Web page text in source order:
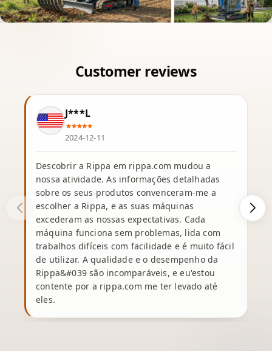
J***L
2024-12-11
Descobrir a Rippa em rippa.com mudou a
nossa atividade. As informações detalhadas
sobre os seus produtos convenceram-me a
escolher a Rippa, e as suas máquinas
excederam as nossas expectativas. Cada
máquina funciona sem problemas, lida com
trabalhos difíceis com facilidade e é muito fácil
de utilizar. A qualidade e o desempenho da
Rippa&#039 são incomparáveis, e eu'estou
contente por a rippa.com me ter levado até
eles.